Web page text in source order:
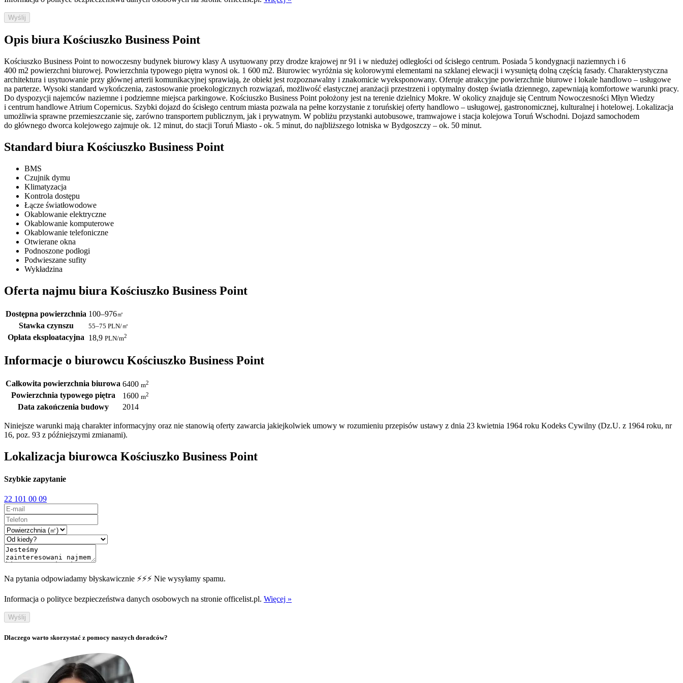
Wyślij
Opis biura Kościuszko Business Point
Kościuszko Business Point to nowoczesny budynek biurowy klasy A usytuowany przy drodze krajowej nr 91 i w niedużej odległości od ścisłego centrum. Posiada 5 kondygnacji naziemnych i 6
400 m2 powierzchni biurowej. Powierzchnia typowego piętra wynosi ok. 1 600 m2. Biurowiec wyróżnia się kolorowymi elementami na szklanej elewacji i wysuniętą dolną częścią fasady. Charakterystyczna
architektura i usytuowanie przy głównej arterii komunikacyjnej sprawiają, że obiekt jest rozpoznawalny i znakomicie wyeksponowany. Oferuje atrakcyjne powierzchnie biurowe i lokale handlowo – usługowe
na parterze. Wysoki standard wykończenia, zastosowanie proekologicznych rozwiązań, możliwość elastycznej aranżacji przestrzeni i optymalny dostęp światła dziennego, zapewniają komfortowe warunki pracy.
Do dyspozycji najemców naziemne i podziemne miejsca parkingowe. Kościuszko Business Point położony jest na terenie dzielnicy Mokre. W okolicy znajduje się Centrum Nowoczesności Młyn Wiedzy
i centrum handlowe Atrium Copernicus. Szybki dojazd do ścisłego centrum miasta pozwala na pełne korzystanie z toruńskiej oferty handlowo – usługowej, gastronomicznej, kulturalnej i hotelowej. Lokalizacja
umożliwia sprawne przemieszczanie się, zarówno transportem publicznym, jak i prywatnym. W pobliżu przystanki autobusowe, tramwajowe i stacja kolejowa Toruń Wschodni. Dojazd samochodem
do głównego dworca kolejowego zajmuje ok. 12 minut, do stacji Toruń Miasto - ok. 5 minut, do najbliższego lotniska w Bydgoszczy – ok. 50 minut.
Standard biura Kościuszko Business Point
BMS
Czujnik dymu
Klimatyzacja
Kontrola dostępu
Łącze światłowodowe
Okablowanie elektryczne
Okablowanie komputerowe
Okablowanie telefoniczne
Otwierane okna
Podnoszone podłogi
Podwieszane sufity
Wykładzina
Oferta najmu biura Kościuszko Business Point
Dostępna powierzchnia 100–976㎡
Stawka czynszu 55–75 PLN/㎡
Opłata eksploatacyjna 18,9 PLN/m2
Informacje o biurowcu Kościuszko Business Point
Całkowita powierzchnia biurowa 6400 m2
Powierzchnia typowego piętra 1600 m2
Data zakończenia budowy 2014
Niniejsze warunki mają charakter informacyjny oraz nie stanowią oferty zawarcia jakiejkolwiek umowy w rozumieniu przepisów ustawy z dnia 23 kwietnia 1964 roku Kodeks Cywilny (Dz.U. z 1964 roku, nr
16, poz. 93 z późniejszymi zmianami).
Lokalizacja biurowca Kościuszko Business Point
Szybkie zapytanie
22 101 00 09
Na pytania odpowiadamy błyskawicznie ⚡⚡⚡ Nie wysyłamy spamu.
Informacja o polityce bezpieczeństwa danych osobowych na stronie officelist.pl. Więcej »
Wyślij
Dlaczego warto skorzystać z pomocy naszych doradców?